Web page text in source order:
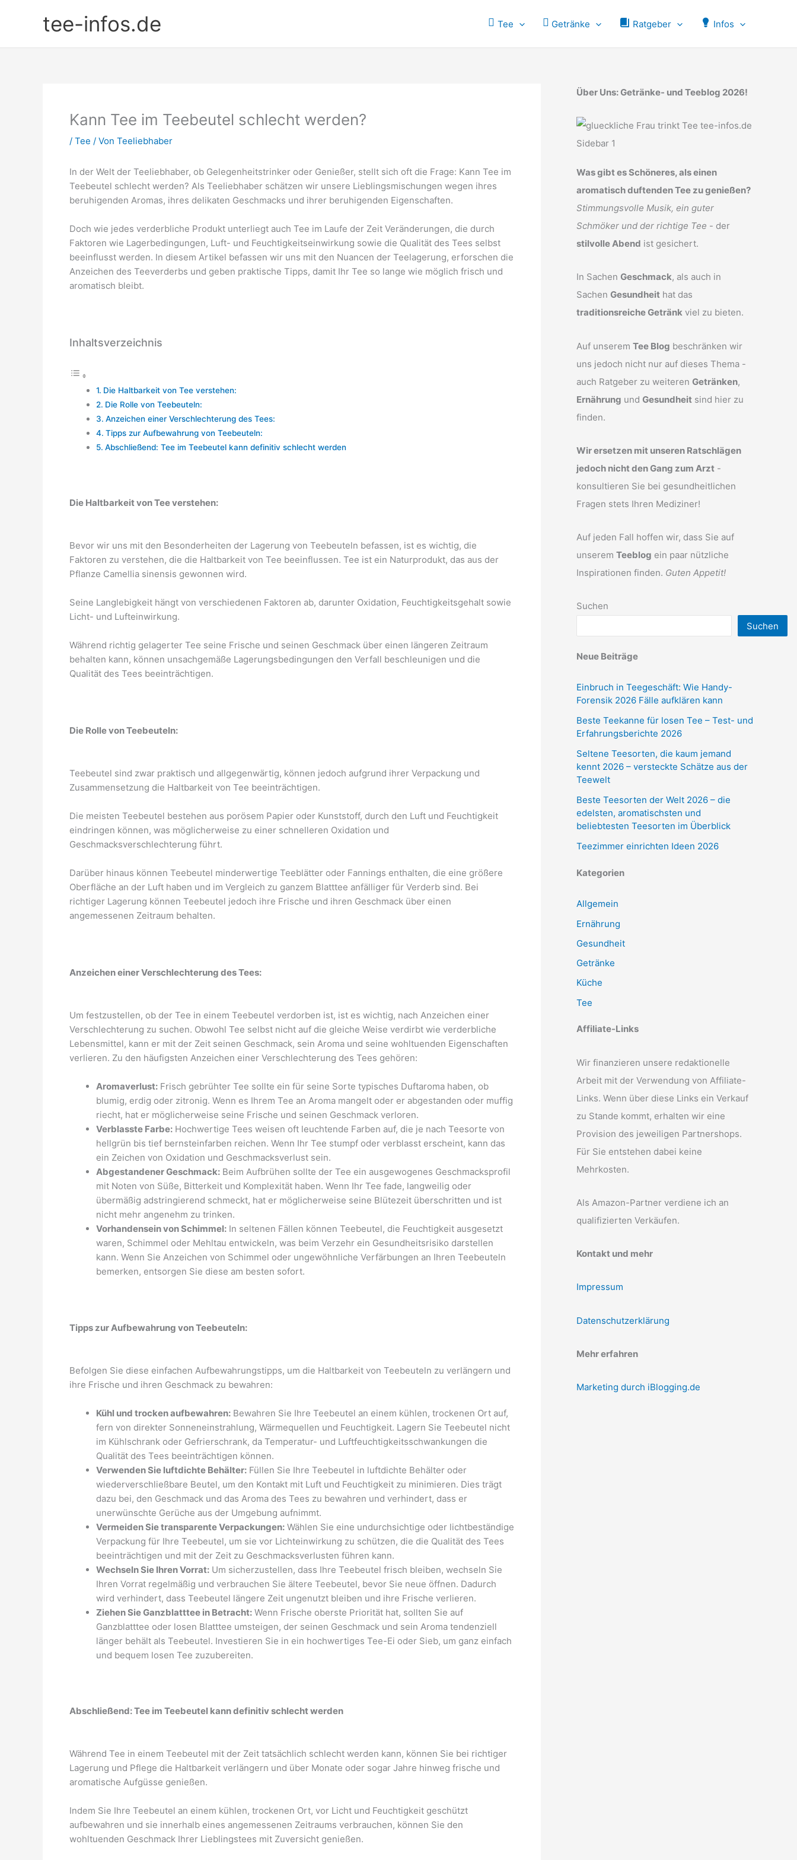
tee-infos.de Tee Getränke Ratgeber Infos
Kann Tee im Teebeutel schlecht werden?
/ Tee / Von Teeliebhaber
In der Welt der Teeliebhaber, ob Gelegenheitstrinker oder Genießer, stellt sich oft die Frage: Kann Tee im
Teebeutel schlecht werden? Als Teeliebhaber schätzen wir unsere Lieblingsmischungen wegen ihres
beruhigenden Aromas, ihres delikaten Geschmacks und ihrer beruhigenden Eigenschaften.
Doch wie jedes verderbliche Produkt unterliegt auch Tee im Laufe der Zeit Veränderungen, die durch
Faktoren wie Lagerbedingungen, Luft- und Feuchtigkeitseinwirkung sowie die Qualität des Tees selbst
beeinflusst werden. In diesem Artikel befassen wir uns mit den Nuancen der Teelagerung, erforschen die
Anzeichen des Teeverderbs und geben praktische Tipps, damit Ihr Tee so lange wie möglich frisch und
aromatisch bleibt.
Inhaltsverzeichnis
Die Haltbarkeit von Tee verstehen:
Die Rolle von Teebeuteln:
Anzeichen einer Verschlechterung des Tees:
Tipps zur Aufbewahrung von Teebeuteln:
Abschließend: Tee im Teebeutel kann definitiv schlecht werden
Die Haltbarkeit von Tee verstehen:
Bevor wir uns mit den Besonderheiten der Lagerung von Teebeuteln befassen, ist es wichtig, die
Faktoren zu verstehen, die die Haltbarkeit von Tee beeinflussen. Tee ist ein Naturprodukt, das aus der
Pflanze Camellia sinensis gewonnen wird.
Seine Langlebigkeit hängt von verschiedenen Faktoren ab, darunter Oxidation, Feuchtigkeitsgehalt sowie
Licht- und Lufteinwirkung.
Während richtig gelagerter Tee seine Frische und seinen Geschmack über einen längeren Zeitraum
behalten kann, können unsachgemäße Lagerungsbedingungen den Verfall beschleunigen und die
Qualität des Tees beeinträchtigen.
Die Rolle von Teebeuteln:
Teebeutel sind zwar praktisch und allgegenwärtig, können jedoch aufgrund ihrer Verpackung und
Zusammensetzung die Haltbarkeit von Tee beeinträchtigen.
Die meisten Teebeutel bestehen aus porösem Papier oder Kunststoff, durch den Luft und Feuchtigkeit
eindringen können, was möglicherweise zu einer schnelleren Oxidation und
Geschmacksverschlechterung führt.
Darüber hinaus können Teebeutel minderwertige Teeblätter oder Fannings enthalten, die eine größere
Oberfläche an der Luft haben und im Vergleich zu ganzem Blatttee anfälliger für Verderb sind. Bei
richtiger Lagerung können Teebeutel jedoch ihre Frische und ihren Geschmack über einen
angemessenen Zeitraum behalten.
Anzeichen einer Verschlechterung des Tees:
Um festzustellen, ob der Tee in einem Teebeutel verdorben ist, ist es wichtig, nach Anzeichen einer
Verschlechterung zu suchen. Obwohl Tee selbst nicht auf die gleiche Weise verdirbt wie verderbliche
Lebensmittel, kann er mit der Zeit seinen Geschmack, sein Aroma und seine wohltuenden Eigenschaften
verlieren. Zu den häufigsten Anzeichen einer Verschlechterung des Tees gehören:
Aromaverlust: Frisch gebrühter Tee sollte ein für seine Sorte typisches Duftaroma haben, ob
blumig, erdig oder zitronig. Wenn es Ihrem Tee an Aroma mangelt oder er abgestanden oder muffig
riecht, hat er möglicherweise seine Frische und seinen Geschmack verloren.
Verblasste Farbe: Hochwertige Tees weisen oft leuchtende Farben auf, die je nach Teesorte von
hellgrün bis tief bernsteinfarben reichen. Wenn Ihr Tee stumpf oder verblasst erscheint, kann das
ein Zeichen von Oxidation und Geschmacksverlust sein.
Abgestandener Geschmack: Beim Aufbrühen sollte der Tee ein ausgewogenes Geschmacksprofil
mit Noten von Süße, Bitterkeit und Komplexität haben. Wenn Ihr Tee fade, langweilig oder
übermäßig adstringierend schmeckt, hat er möglicherweise seine Blütezeit überschritten und ist
nicht mehr angenehm zu trinken.
Vorhandensein von Schimmel: In seltenen Fällen können Teebeutel, die Feuchtigkeit ausgesetzt
waren, Schimmel oder Mehltau entwickeln, was beim Verzehr ein Gesundheitsrisiko darstellen
kann. Wenn Sie Anzeichen von Schimmel oder ungewöhnliche Verfärbungen an Ihren Teebeuteln
bemerken, entsorgen Sie diese am besten sofort.
Tipps zur Aufbewahrung von Teebeuteln:
Befolgen Sie diese einfachen Aufbewahrungstipps, um die Haltbarkeit von Teebeuteln zu verlängern und
ihre Frische und ihren Geschmack zu bewahren:
Kühl und trocken aufbewahren: Bewahren Sie Ihre Teebeutel an einem kühlen, trockenen Ort auf,
fern von direkter Sonneneinstrahlung, Wärmequellen und Feuchtigkeit. Lagern Sie Teebeutel nicht
im Kühlschrank oder Gefrierschrank, da Temperatur- und Luftfeuchtigkeitsschwankungen die
Qualität des Tees beeinträchtigen können.
Verwenden Sie luftdichte Behälter: Füllen Sie Ihre Teebeutel in luftdichte Behälter oder
wiederverschließbare Beutel, um den Kontakt mit Luft und Feuchtigkeit zu minimieren. Dies trägt
dazu bei, den Geschmack und das Aroma des Tees zu bewahren und verhindert, dass er
unerwünschte Gerüche aus der Umgebung aufnimmt.
Vermeiden Sie transparente Verpackungen: Wählen Sie eine undurchsichtige oder lichtbeständige
Verpackung für Ihre Teebeutel, um sie vor Lichteinwirkung zu schützen, die die Qualität des Tees
beeinträchtigen und mit der Zeit zu Geschmacksverlusten führen kann.
Wechseln Sie Ihren Vorrat: Um sicherzustellen, dass Ihre Teebeutel frisch bleiben, wechseln Sie
Ihren Vorrat regelmäßig und verbrauchen Sie ältere Teebeutel, bevor Sie neue öffnen. Dadurch
wird verhindert, dass Teebeutel längere Zeit ungenutzt bleiben und ihre Frische verlieren.
Ziehen Sie Ganzblatttee in Betracht: Wenn Frische oberste Priorität hat, sollten Sie auf
Ganzblatttee oder losen Blatttee umsteigen, der seinen Geschmack und sein Aroma tendenziell
länger behält als Teebeutel. Investieren Sie in ein hochwertiges Tee-Ei oder Sieb, um ganz einfach
und bequem losen Tee zuzubereiten.
Abschließend: Tee im Teebeutel kann definitiv schlecht werden
Während Tee in einem Teebeutel mit der Zeit tatsächlich schlecht werden kann, können Sie bei richtiger
Lagerung und Pflege die Haltbarkeit verlängern und über Monate oder sogar Jahre hinweg frische und
aromatische Aufgüsse genießen.
Indem Sie Ihre Teebeutel an einem kühlen, trockenen Ort, vor Licht und Feuchtigkeit geschützt
aufbewahren und sie innerhalb eines angemessenen Zeitraums verbrauchen, können Sie den
wohltuenden Geschmack Ihrer Lieblingstees mit Zuversicht genießen.
Über Uns: Getränke- und Teeblog 2026!
Was gibt es Schöneres, als einen
aromatisch duftenden Tee zu genießen?
Stimmungsvolle Musik, ein guter
Schmöker und der richtige Tee - der
stilvolle Abend ist gesichert.
In Sachen Geschmack, als auch in
Sachen Gesundheit hat das
traditionsreiche Getränk viel zu bieten.
Auf unserem Tee Blog beschränken wir
uns jedoch nicht nur auf dieses Thema -
auch Ratgeber zu weiteren Getränken,
Ernährung und Gesundheit sind hier zu
finden.
Wir ersetzen mit unseren Ratschlägen
jedoch nicht den Gang zum Arzt -
konsultieren Sie bei gesundheitlichen
Fragen stets Ihren Mediziner!
Auf jeden Fall hoffen wir, dass Sie auf
unserem Teeblog ein paar nützliche
Inspirationen finden. Guten Appetit!
Suchen
Suchen
Neue Beiträge
Einbruch in Teegeschäft: Wie Handy-
Forensik 2026 Fälle aufklären kann
Beste Teekanne für losen Tee – Test- und
Erfahrungsberichte 2026
Seltene Teesorten, die kaum jemand
kennt 2026 – versteckte Schätze aus der
Teewelt
Beste Teesorten der Welt 2026 – die
edelsten, aromatischsten und
beliebtesten Teesorten im Überblick
Teezimmer einrichten Ideen 2026
Kategorien
Allgemein
Ernährung
Gesundheit
Getränke
Küche
Tee
Affiliate-Links
Wir finanzieren unsere redaktionelle
Arbeit mit der Verwendung von Affiliate-
Links. Wenn über diese Links ein Verkauf
zu Stande kommt, erhalten wir eine
Provision des jeweiligen Partnershops.
Für Sie entstehen dabei keine
Mehrkosten.
Als Amazon-Partner verdiene ich an
qualifizierten Verkäufen.
Kontakt und mehr
Impressum
Datenschutzerklärung
Mehr erfahren
Marketing durch iBlogging.de